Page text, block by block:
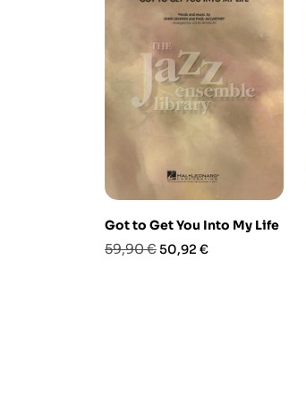
Got to Get You Into My Life
Prezzo
59,90 €Prezzo
50,92 €